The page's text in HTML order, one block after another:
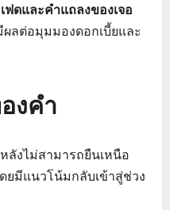
ฟดและคำแถลงของเจอ
ลต่อมุมมองดอกเบี้ยและ
งคำ
ลังไม่สามารถยืนเหนือ
ยมีแนวโน้มกลับเข้าสู่ช่วง